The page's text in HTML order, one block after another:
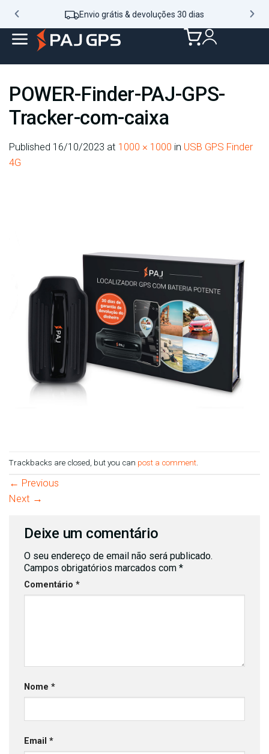
Envio grátis & devoluções 30 dias
POWER-Finder-PAJ-GPS-
Tracker-com-caixa
Published 16/10/2023 at 1000 × 1000 in USB GPS Finder
4G
Trackbacks are closed, but you can post a comment.
← Previous
Next →
Deixe um comentário
O seu endereço de email não será publicado.
Campos obrigatórios marcados com *
Comentário *
Nome *
Email *